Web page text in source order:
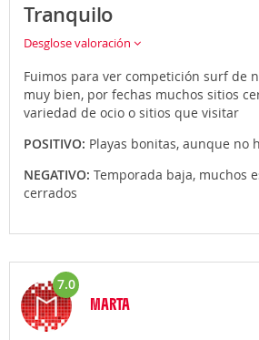
Tranquilo
Desglose valoración
Fuimos para ver competición surf de
muy bien, por fechas muchos sitios
variedad de ocio o sitios que visitar
POSITIVO: Playas bonitas, aunque no
NEGATIVO: Temporada baja, muchos
cerrados
7.0
MARTA